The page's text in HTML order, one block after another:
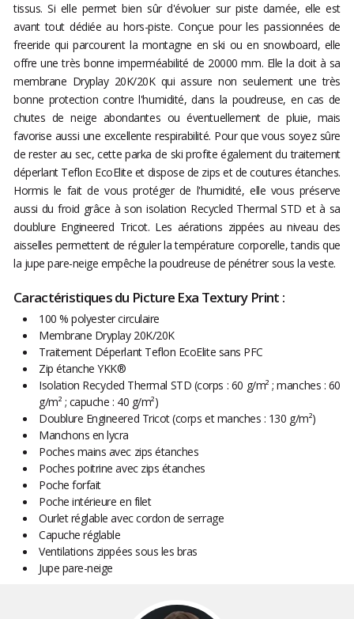
tissus. Si elle permet bien sûr d'évoluer sur piste damée, elle est
avant tout dédiée au hors-piste. Conçue pour les passionnées de
freeride qui parcourent la montagne en ski ou en snowboard, elle
offre une très bonne imperméabilité de 20000 mm. Elle la doit à sa
membrane Dryplay 20K/20K qui assure non seulement une très
bonne protection contre l'humidité, dans la poudreuse, en cas de
chutes de neige abondantes ou éventuellement de pluie, mais
favorise aussi une excellente respirabilité. Pour que vous soyez sûre
de rester au sec, cette parka de ski profite également du traitement
déperlant Teflon EcoElite et dispose de zips et de coutures étanches.
Hormis le fait de vous protéger de l'humidité, elle vous préserve
aussi du froid grâce à son isolation Recycled Thermal STD et à sa
doublure Engineered Tricot. Les aérations zippées au niveau des
aisselles permettent de réguler la température corporelle, tandis que
la jupe pare-neige empêche la poudreuse de pénétrer sous la veste.
Caractéristiques du Picture Exa Textury Print :
100 % polyester circulaire
Membrane Dryplay 20K/20K
Traitement Déperlant Teflon EcoElite sans PFC
Zip étanche YKK®
Isolation Recycled Thermal STD (corps : 60 g/m² ; manches : 60
g/m² ; capuche : 40 g/m²)
Doublure Engineered Tricot (corps et manches : 130 g/m²)
Manchons en lycra
Poches mains avec zips étanches
Poches poitrine avec zips étanches
Poche forfait
Poche intérieure en filet
Ourlet réglable avec cordon de serrage
Capuche réglable
Ventilations zippées sous les bras
Jupe pare-neige